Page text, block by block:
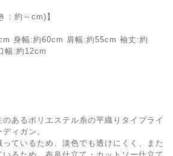
：約～cm)】
身幅:約60cm 肩幅:約55cm 袖丈:約
幅:約12cm
あるポリエステル糸の平織りタイプライ
ィガン。
ているため、淡色でも透けにくく、また